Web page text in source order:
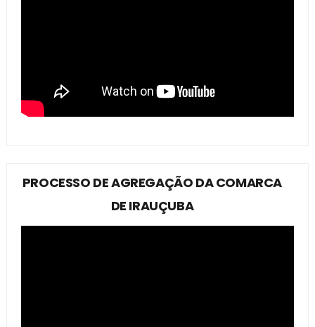
PROCESSO DE AGREGAÇÃO DA COMARCA
DE IRAUÇUBA